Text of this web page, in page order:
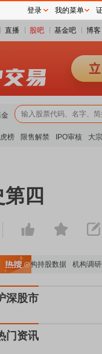
直播 股吧 基金吧 博客
榜 限售解禁 IPO审核 大
四
重要机构持股数据 机构调研数
深股市
门资讯
登录 我的菜单